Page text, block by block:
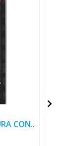
CON..